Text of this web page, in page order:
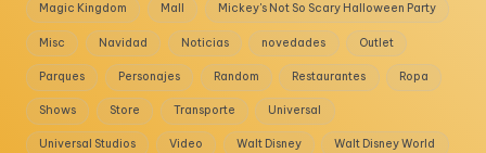
Magic Kingdom Mall Mickey's Not So Scary Halloween Party
Misc Navidad Noticias novedades Outlet
Parques Personajes Random Restaurantes Ropa
Shows Store Transporte Universal
Universal Studios Video Walt Disney Walt Disney World